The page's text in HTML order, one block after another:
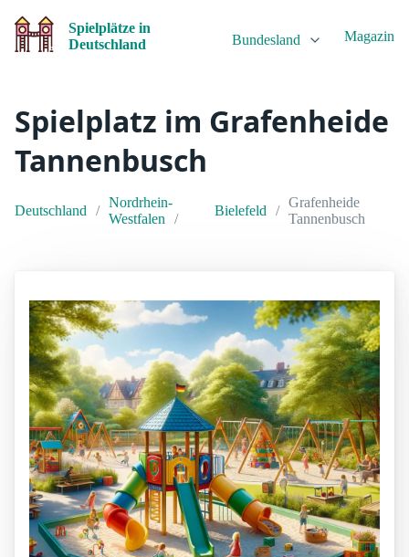
Spielplätze in
Deutschland
Bundesland Magazin
Spielplatz im Grafenheide
Tannenbusch
Deutschland
Nordrhein-
Westfalen
Bielefeld
Grafenheide
Tannenbusch